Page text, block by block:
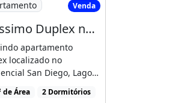
Venda
Belíssimo Duplex no Ca 09 Lago Norte Ed. San Diego
apartamento
localizado no
San Diego, Lago
DF.Sobre o condomínio
de Área
2 Dormitórios